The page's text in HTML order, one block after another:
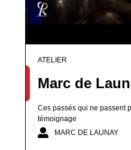
ATELIER
Marc de
Ces passés qui ne passent
témoignage
MARC DE LAUNAY